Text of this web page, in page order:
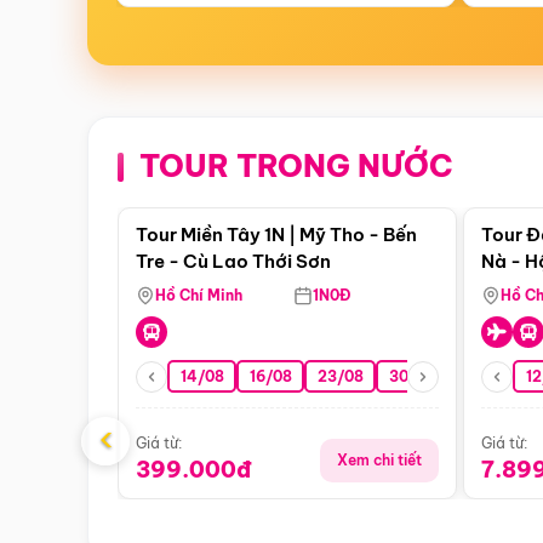
TOUR TRONG NƯỚC
Điểm nổi bật
Tour Miền Tây 1N | Mỹ Tho - Bến
Tre - Cù Lao Thới Sơn
Hồ Chí Minh 1N0Đ
14/08 16/08 23/08 30/08 06/09
Giá từ:
399.000đ Xem chi tiết
Tour
Nà -
Nha
Hồ
Giá từ:
‹